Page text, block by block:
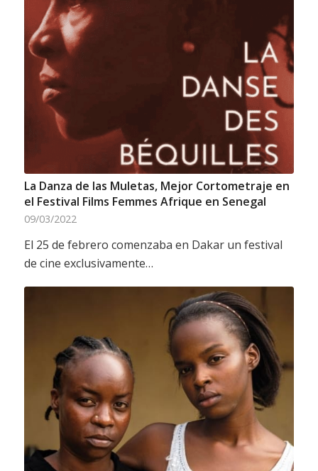
La Danza de las Muletas, Mejor Cortometraje en
el Festival Films Femmes Afrique en Senegal
09/03/2022
El 25 de febrero comenzaba en Dakar un festival
de cine exclusivamente…